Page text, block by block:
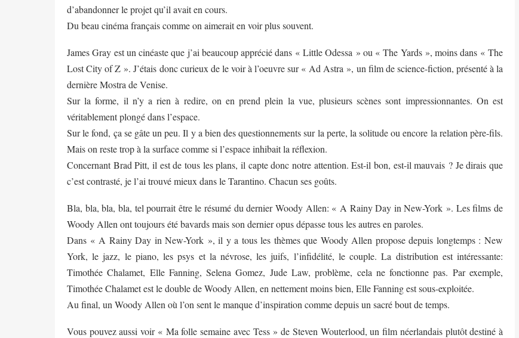
d’abandonner le projet qu’il avait en cours.
Du beau cinéma français comme on aimerait en voir plus souvent.
James Gray est un cinéaste que j’ai beaucoup apprécié dans « Little Odessa » ou « The Yards », moins dans « The
Lost City of Z ». J’étais donc curieux de le voir à l’oeuvre sur « Ad Astra », un film de science-fiction, présenté à la
dernière Mostra de Venise.
Sur la forme, il n’y a rien à redire, on en prend plein la vue, plusieurs scènes sont impressionnantes. On est
véritablement plongé dans l’espace.
Sur le fond, ça se gâte un peu. Il y a bien des questionnements sur la perte, la solitude ou encore la relation père-fils.
Mais on reste trop à la surface comme si l’espace inhibait la réflexion.
Concernant Brad Pitt, il est de tous les plans, il capte donc notre attention. Est-il bon, est-il mauvais ? Je dirais que
c’est contrasté, je l’ai trouvé mieux dans le Tarantino. Chacun ses goûts.
Bla, bla, bla, bla, tel pourrait être le résumé du dernier Woody Allen: « A Rainy Day in New-York ». Les films de
Woody Allen ont toujours été bavards mais son dernier opus dépasse tous les autres en paroles.
Dans « A Rainy Day in New-York », il y a tous les thèmes que Woody Allen propose depuis longtemps : New
York, le jazz, le piano, les psys et la névrose, les juifs, l’infidélité, le couple. La distribution est intéressante:
Timothée Chalamet, Elle Fanning, Selena Gomez, Jude Law, problème, cela ne fonctionne pas. Par exemple,
Timothée Chalamet est le double de Woody Allen, en nettement moins bien, Elle Fanning est sous-exploitée.
Au final, un Woody Allen où l’on sent le manque d’inspiration comme depuis un sacré bout de temps.
Vous pouvez aussi voir « Ma folle semaine avec Tess » de Steven Wouterlood, un film néerlandais plutôt destiné à